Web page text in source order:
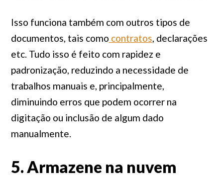
Isso funciona também com outros tipos de
documentos, tais como contratos, declarações
etc. Tudo isso é feito com rapidez e
padronização, reduzindo a necessidade de
trabalhos manuais e, principalmente,
diminuindo erros que podem ocorrer na
digitação ou inclusão de algum dado
manualmente.
5. Armazene na nuvem